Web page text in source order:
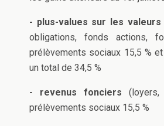
- plus-values sur les valeurs
obligations, fonds actions,
prélèvements sociaux 15,5 %
un total de 34,5 %
- revenus fonciers
prélèvements sociaux 15,5 %